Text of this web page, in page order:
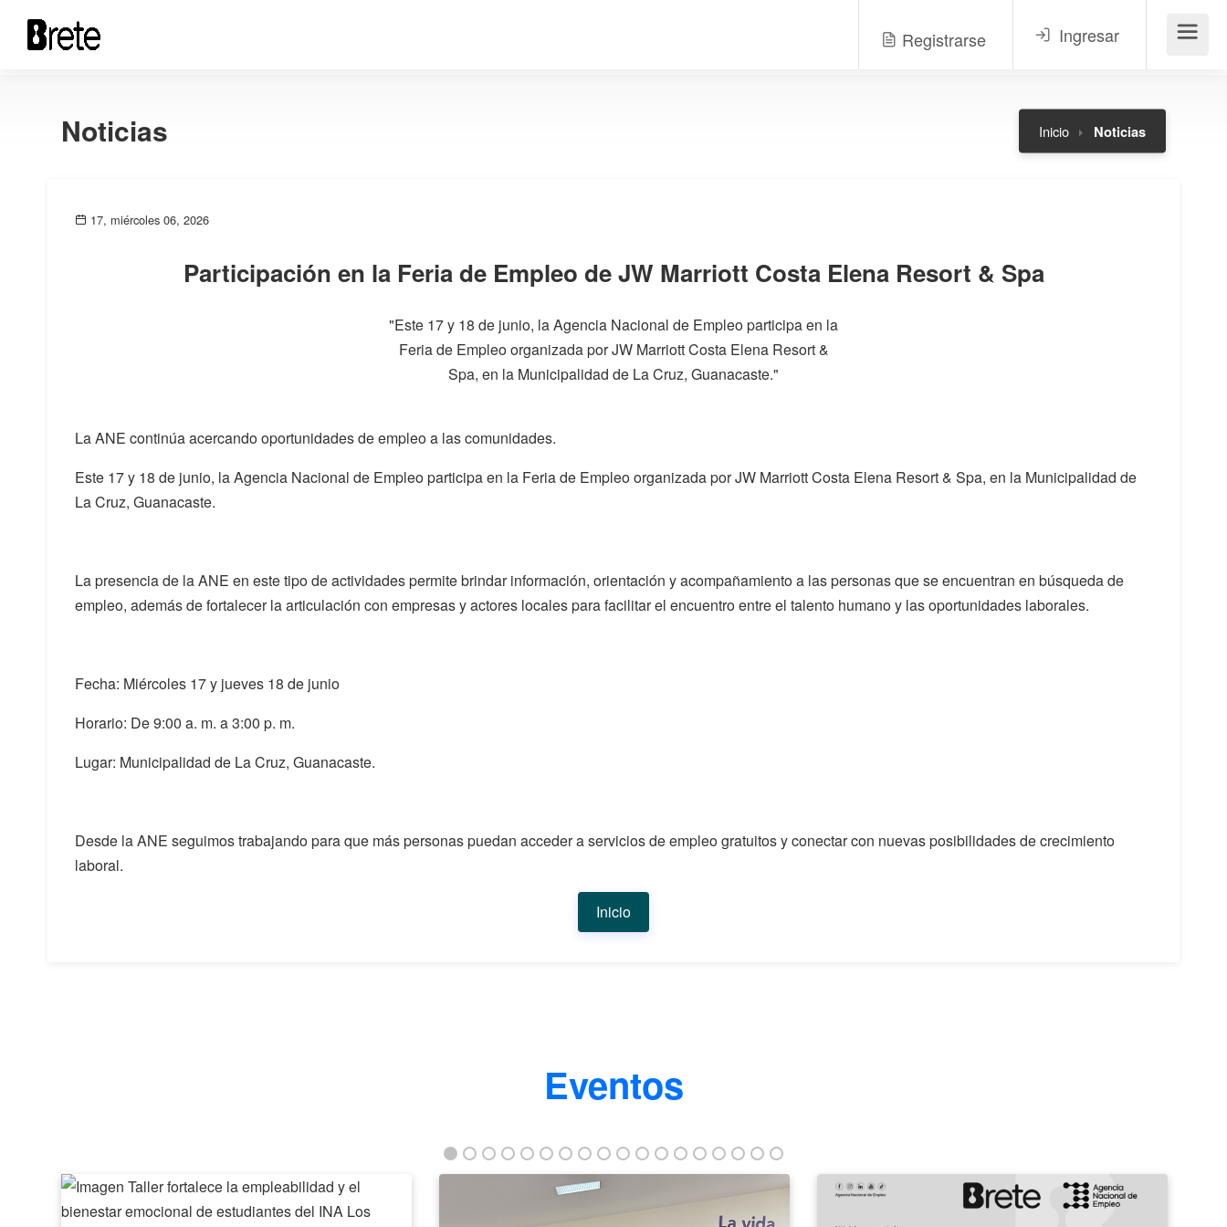
Registrarse Ingresar Menú
Noticias Inicio Noticias
17, miércoles 06, 2026
Participación en la Feria de Empleo de JW Marriott Costa Elena Resort & Spa
"Este 17 y 18 de junio, la Agencia Nacional de Empleo participa en la
Feria de Empleo organizada por JW Marriott Costa Elena Resort &
Spa, en la Municipalidad de La Cruz, Guanacaste."
La ANE continúa acercando oportunidades de empleo a las comunidades.
Este 17 y 18 de junio, la Agencia Nacional de Empleo participa en la Feria de Empleo organizada por JW Marriott Costa Elena Resort & Spa, en la Municipalidad de
La Cruz, Guanacaste.
La presencia de la ANE en este tipo de actividades permite brindar información, orientación y acompañamiento a las personas que se encuentran en búsqueda de
empleo, además de fortalecer la articulación con empresas y actores locales para facilitar el encuentro entre el talento humano y las oportunidades laborales.
Fecha: Miércoles 17 y jueves 18 de junio
Horario: De 9:00 a. m. a 3:00 p. m.
Lugar: Municipalidad de La Cruz, Guanacaste.
Desde la ANE seguimos trabajando para que más personas puedan acceder a servicios de empleo gratuitos y conectar con nuevas posibilidades de crecimiento
laboral.
Inicio
Eventos
Taller
fortalece
¡Potenciá